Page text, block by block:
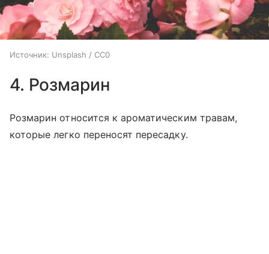
Источник: Unsplash / CC0
4. Розмарин
Розмарин относится к ароматическим травам,
которые легко переносят пересадку.